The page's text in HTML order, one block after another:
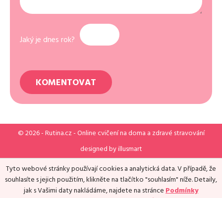
Jaký je dnes rok?
© 2026 - Rutina.cz- Online cvičení na doma a zdravé stravování
designed byillusmart
Tyto webové stránky používají cookies a analytická data. V případě, že
souhlasíte s jejich použitím, klikněte na tlačítko "souhlasím" níže. Detaily,
jak s Vašimi daty nakládáme, najdete na stránce Podmínky